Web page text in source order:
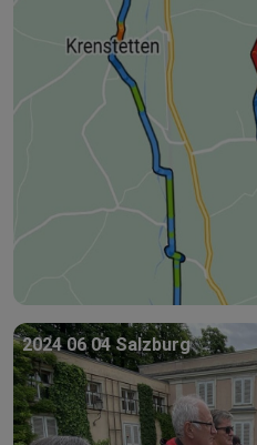
2024 06 04 Salzburg